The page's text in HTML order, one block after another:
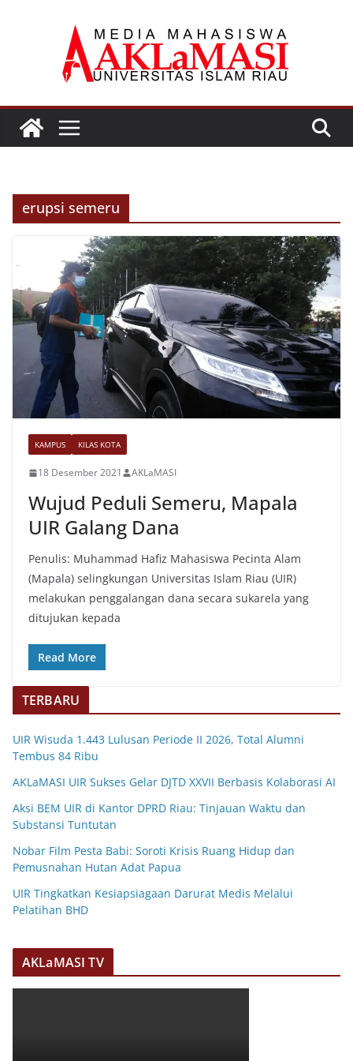
erupsi semeru
KAMPUS KILAS KOTA
18 Desember 2021 AKLaMASI
Wujud Peduli Semeru, Mapala
UIR Galang Dana
Penulis: Muhammad Hafiz Mahasiswa Pecinta Alam
(Mapala) selingkungan Universitas Islam Riau (UIR)
melakukan penggalangan dana secara sukarela yang
ditujukan kepada
Read More
TERBARU
UIR Wisuda 1.443 Lulusan Periode II 2026, Total Alumni
Tembus 84 Ribu
AKLaMASI UIR Sukses Gelar DJTD XXVII Berbasis Kolaborasi AI
Aksi BEM UIR di Kantor DPRD Riau: Tinjauan Waktu dan
Substansi Tuntutan
Nobar Film Pesta Babi: Soroti Krisis Ruang Hidup dan
Pemusnahan Hutan Adat Papua
UIR Tingkatkan Kesiapsiagaan Darurat Medis Melalui
Pelatihan BHD
AKLaMASI TV